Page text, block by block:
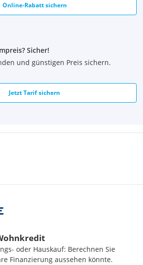
Online-Rabatt sichern
Sicher!
und günstigen Preis sichern.
Jetzt Tarif sichern
oder Hauskauf: Berechnen Sie
Finanzierung aussehen könnte.